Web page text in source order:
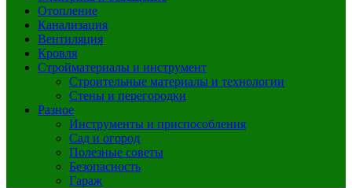
Отопление
Канализация
Вентиляция
Кровля
Стройматериалы и инструмент
Строительные материалы и технологии
Стены и перегородки
Разное
Инструменты и приспособления
Сад и огород
Полезные советы
Безопасность
Гараж